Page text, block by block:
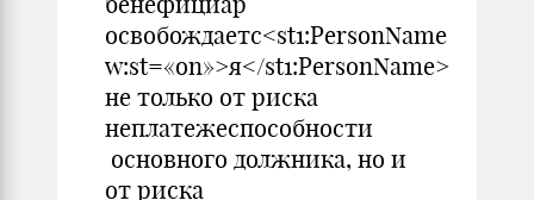
освобождаетс<st1:PersonName
w:st=«on»>я</st1:PersonName>
не только от риска
неплатежеспособности
основного должника, но и
от риска